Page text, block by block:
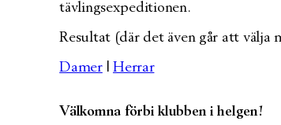
tävlingsexpeditionen.
Resultat (där det även går att välja
Damer|Herrar
Välkomna förbi klubben i helgen!